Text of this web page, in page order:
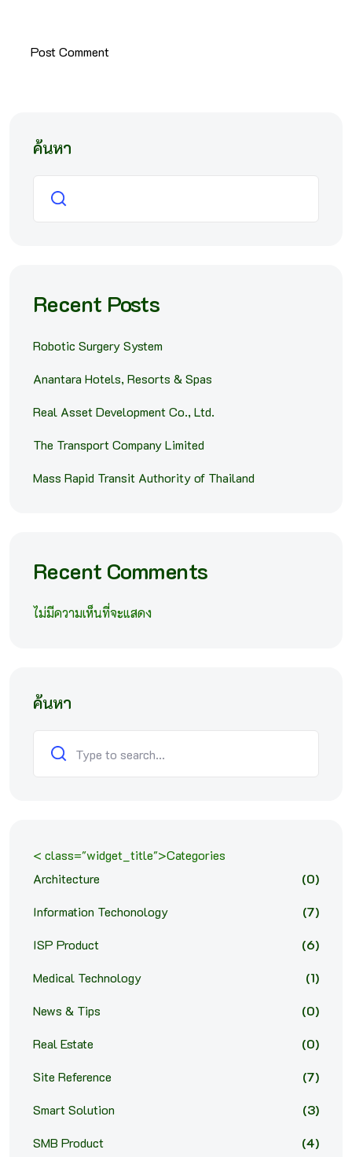
Post Comment
ค้นหา
ค้นหา
Recent Posts
Robotic Surgery System
Anantara Hotels, Resorts & Spas
Real Asset Development Co., Ltd.
The Transport Company Limited
Mass Rapid Transit Authority of Thailand
Recent Comments
ไม่มีความเห็นที่จะแสดง
ค้นหา
ค้นหา
< class="widget_title">Categories
Architecture
(0)
Information Techonology
(7)
ISP Product
(6)
Medical Technology
(1)
News & Tips
(0)
Real Estate
(0)
Site Reference
(7)
Smart Solution
(3)
SMB Product
(4)